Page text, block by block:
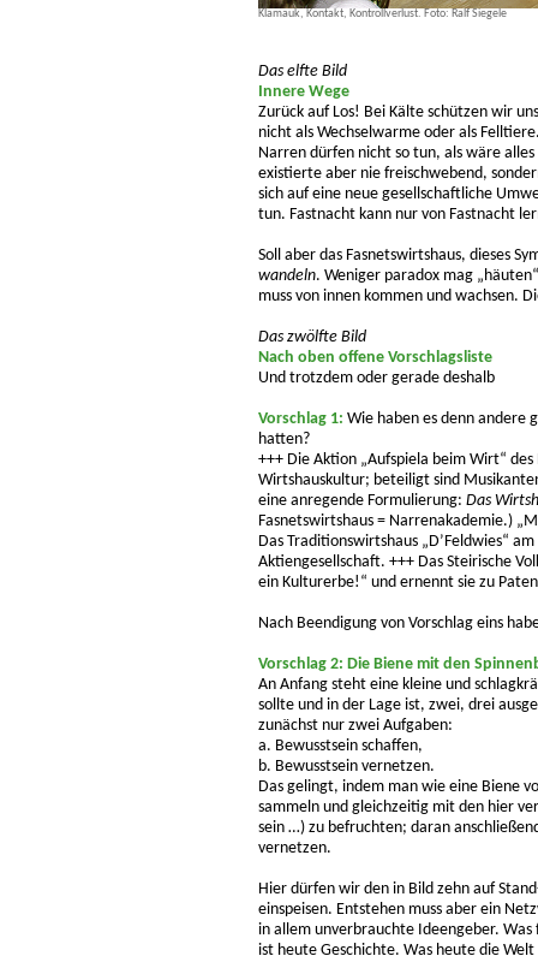
Klamauk, Kontakt, Kontrollverlust. Foto: Ralf Siegele
Das elfte Bild
Innere Wege
Zurück auf Los! Bei Kälte schützen wir
nicht als Wechselwarme oder als
Narren dürfen nicht so tun, als wäre
existierte aber nie freischwebend,
sich auf eine neue gesellschaftliche
tun. Fastnacht kann nur von Fastnacht
Soll aber das Fasnetswirtshaus, dieses
wandeln. Weniger paradox mag
muss von innen kommen und wachsen.
Das zwölfte Bild
Nach oben offene Vorschlagsliste
Und trotzdem oder gerade deshalb
Vorschlag 1: Wie haben es denn andere
hatten?
+++ Die Aktion „Aufspiela beim Wirt“
Wirtshauskultur; beteiligt sind
eine anregende Formulierung: Das
Fasnetswirtshaus = Narrenakademie.)
Das Traditionswirtshaus „D’Feldwies“
Aktiengesellschaft. +++ Das Steirische
ein Kulturerbe!“ und ernennt sie zu
Nach Beendigung von Vorschlag eins
Vorschlag 2: Die Biene mit den
An Anfang steht eine kleine und
sollte und in der Lage ist, zwei, drei
zunächst nur zwei Aufgaben:
a. Bewusstsein schaffen,
b. Bewusstsein vernetzen.
Das gelingt, indem man wie eine Biene
sammeln und gleichzeitig mit den hier
sein …) zu befruchten; daran
vernetzen.
Hier dürfen wir den in Bild zehn auf
einspeisen. Entstehen muss aber ein
in allem unverbrauchte Ideengeber.
ist heute Geschichte. Was heute die